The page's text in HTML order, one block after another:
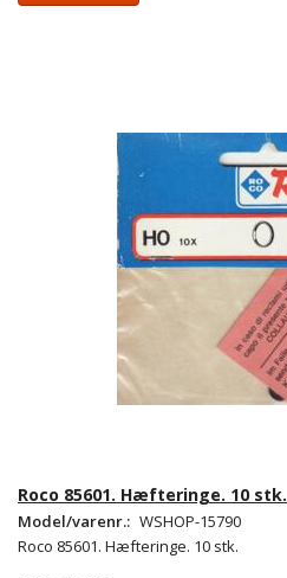
Roco 85601. Hæfteringe. 10 stk.
Model/varenr.: WSHOP-15790
Roco 85601. Hæfteringe. 10 stk.